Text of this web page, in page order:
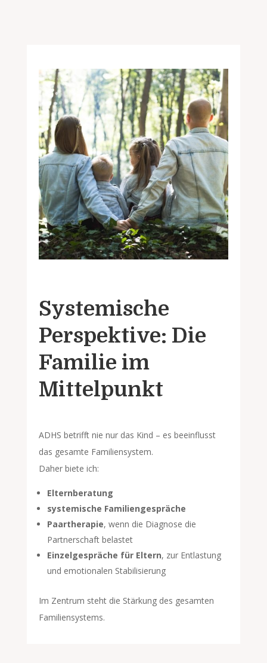
Systemische
Perspektive: Die
Familie im
Mittelpunkt
ADHS betrifft nie nur das Kind – es beeinflusst
das gesamte Familiensystem.
Daher biete ich:
Elternberatung
systemische Familiengespräche
Paartherapie, wenn die Diagnose die
Partnerschaft belastet
Einzelgespräche für Eltern, zur Entlastung
und emotionalen Stabilisierung
Im Zentrum steht die Stärkung des gesamten
Familiensystems.